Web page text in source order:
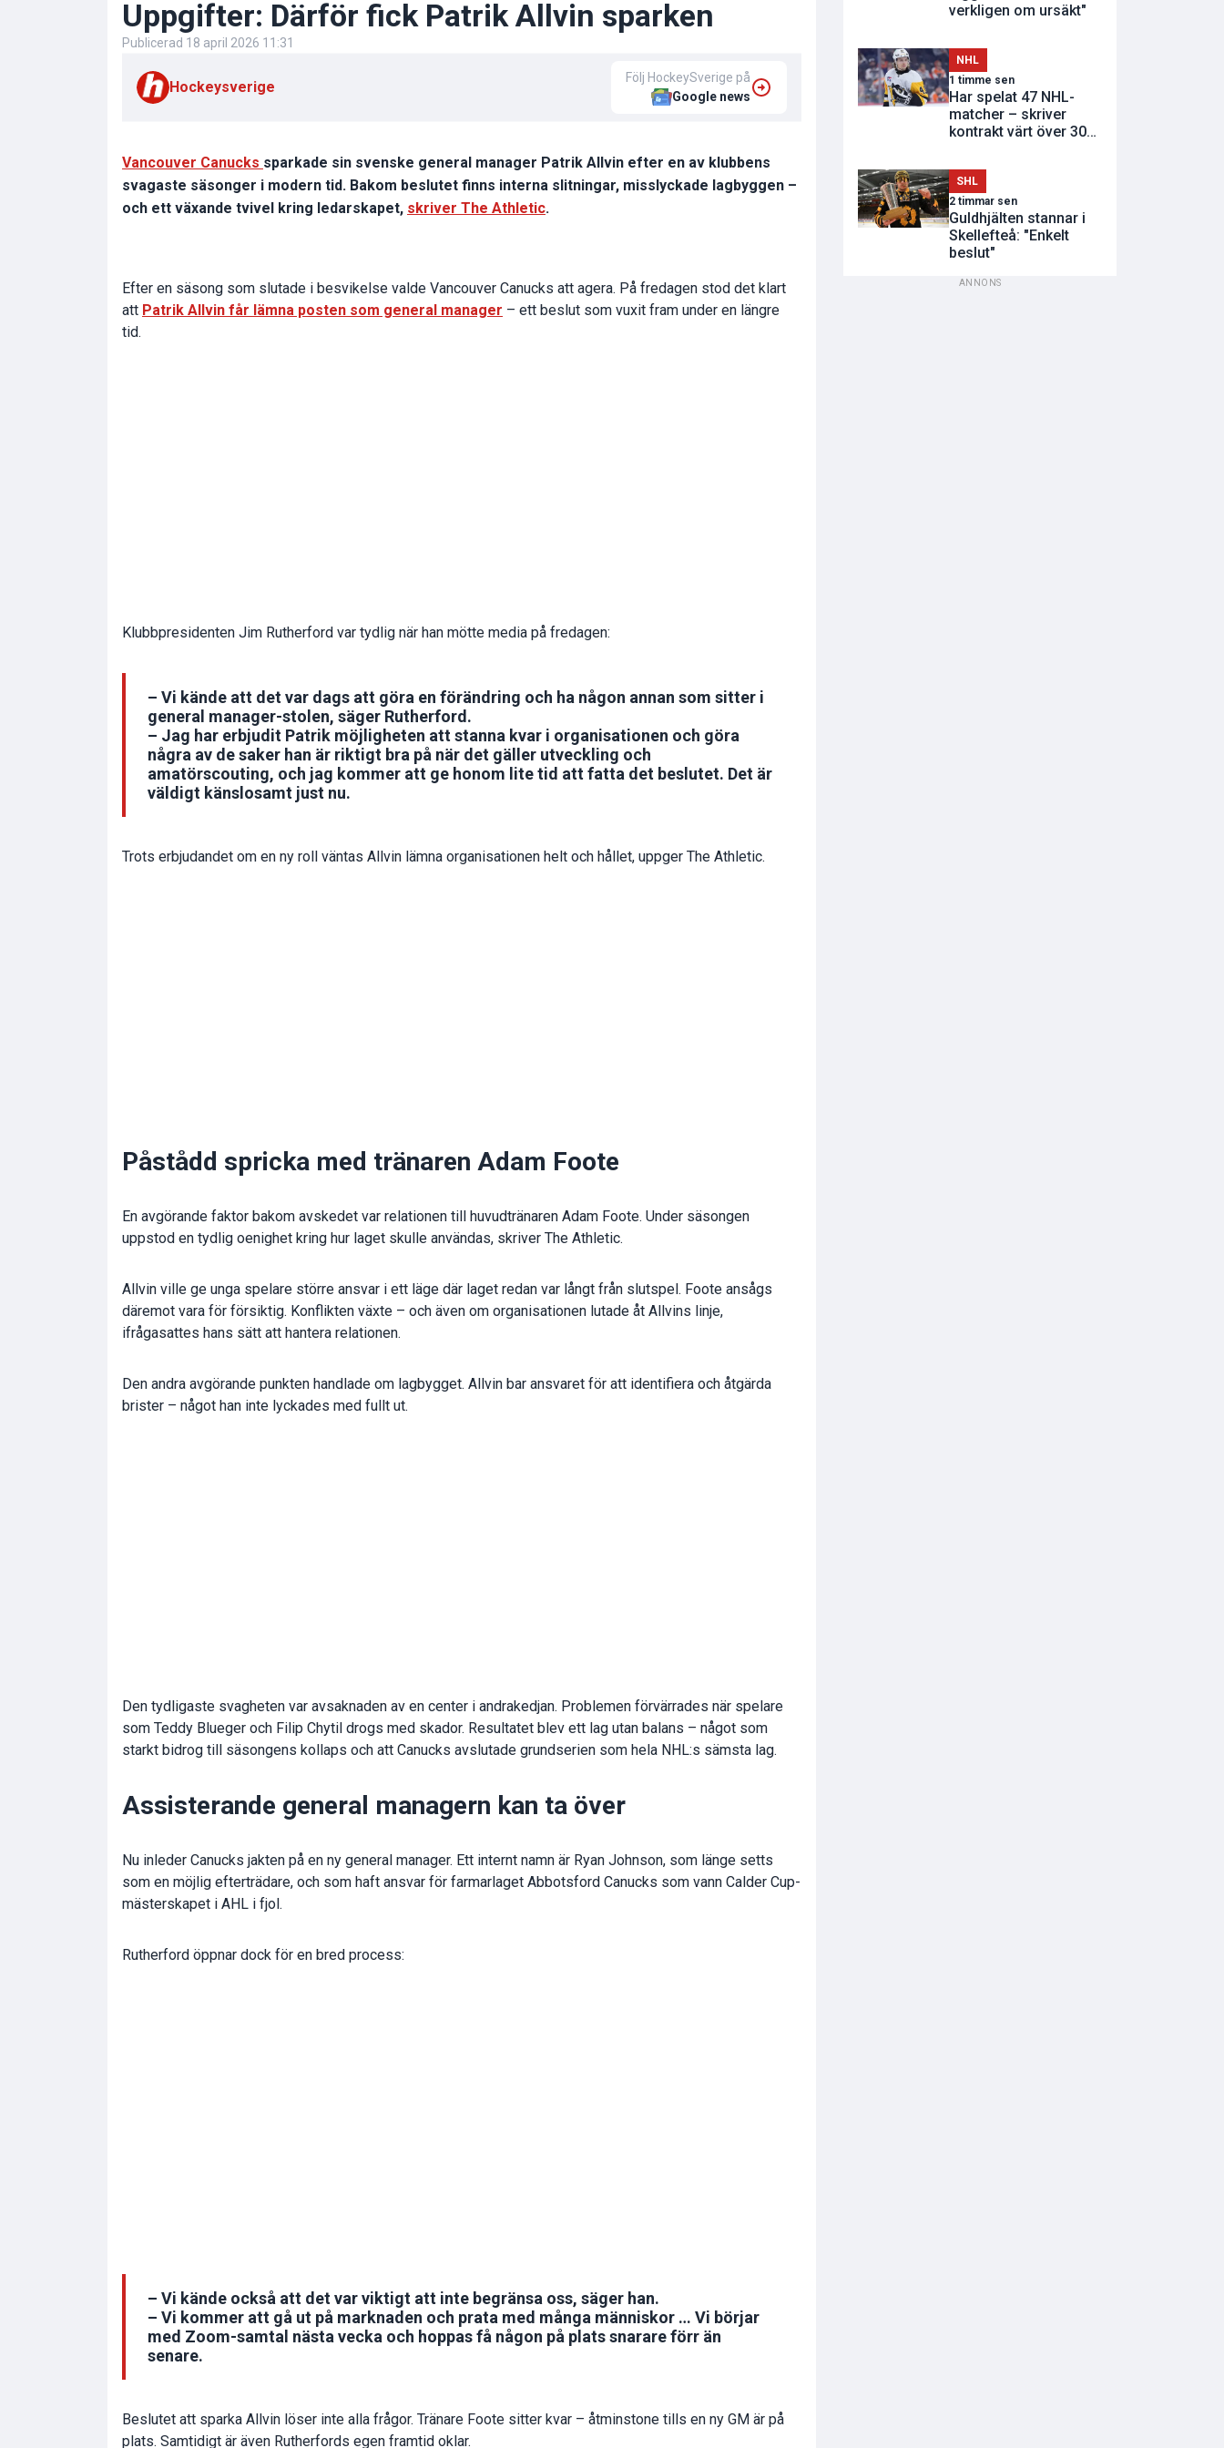
Uppgifter: Därför fick Patrik Allvin sparken
Publicerad 18 april 2026 11:31
Hockeysverige
Följ HockeySverige på
Google news
Vancouver Canucks sparkade sin svenske general manager Patrik Allvin efter en av klubbens
svagaste säsonger i modern tid. Bakom beslutet finns interna slitningar, misslyckade lagbyggen –
och ett växande tvivel kring ledarskapet, skriver The Athletic.
Efter en säsong som slutade i besvikelse valde Vancouver Canucks att agera. På fredagen stod det klart
att Patrik Allvin får lämna posten som general manager – ett beslut som vuxit fram under en längre
tid.
Klubbpresidenten Jim Rutherford var tydlig när han mötte media på fredagen:
– Vi kände att det var dags att göra en förändring och ha någon annan som sitter i
general manager-stolen, säger Rutherford.
– Jag har erbjudit Patrik möjligheten att stanna kvar i organisationen och göra
några av de saker han är riktigt bra på när det gäller utveckling och
amatörscouting, och jag kommer att ge honom lite tid att fatta det beslutet. Det är
väldigt känslosamt just nu.
Trots erbjudandet om en ny roll väntas Allvin lämna organisationen helt och hållet, uppger The Athletic.
Påstådd spricka med tränaren Adam Foote
En avgörande faktor bakom avskedet var relationen till huvudtränaren Adam Foote. Under säsongen
uppstod en tydlig oenighet kring hur laget skulle användas, skriver The Athletic.
Allvin ville ge unga spelare större ansvar i ett läge där laget redan var långt från slutspel. Foote ansågs
däremot vara för försiktig. Konflikten växte – och även om organisationen lutade åt Allvins linje,
ifrågasattes hans sätt att hantera relationen.
Den andra avgörande punkten handlade om lagbygget. Allvin bar ansvaret för att identifiera och åtgärda
brister – något han inte lyckades med fullt ut.
Den tydligaste svagheten var avsaknaden av en center i andrakedjan. Problemen förvärrades när spelare
som Teddy Blueger och Filip Chytil drogs med skador. Resultatet blev ett lag utan balans – något som
starkt bidrog till säsongens kollaps och att Canucks avslutade grundserien som hela NHL:s sämsta lag.
Assisterande general managern kan ta över
Nu inleder Canucks jakten på en ny general manager. Ett internt namn är Ryan Johnson, som länge setts
som en möjlig efterträdare, och som haft ansvar för farmarlaget Abbotsford Canucks som vann Calder Cup-
mästerskapet i AHL i fjol.
Rutherford öppnar dock för en bred process:
– Vi kände också att det var viktigt att inte begränsa oss, säger han.
– Vi kommer att gå ut på marknaden och prata med många människor … Vi börjar
med Zoom-samtal nästa vecka och hoppas få någon på plats snarare förr än
senare.
Beslutet att sparka Allvin löser inte alla frågor. Tränare Foote sitter kvar – åtminstone tills en ny GM är på
plats. Samtidigt är även Rutherfords egen framtid oklar.
verkligen om ursäkt"
NHL
1 timme sen
Har spelat 47 NHL-
matcher – skriver
kontrakt värt över 300
SHL
2 timmar sen
Guldhjälten stannar i
Skellefteå: "Enkelt
beslut"
ANNONS